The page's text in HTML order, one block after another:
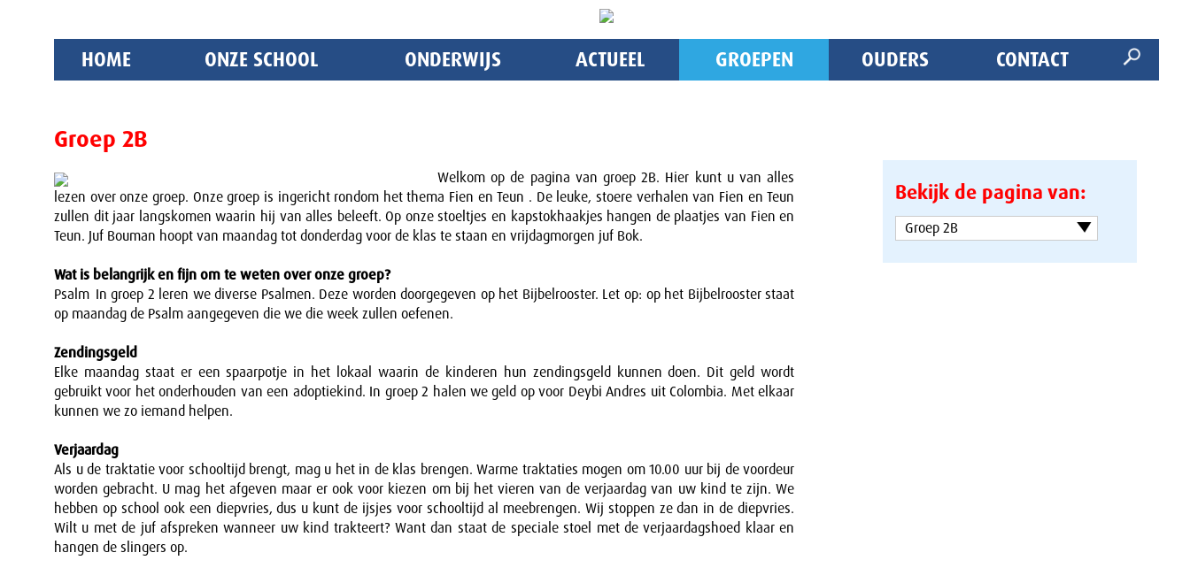
HOME ONZE SCHOOL ONDERWIJS ACTUEEL GROEPEN OUDERS CONTACT
Groep 2B
Welkom op de pagina van groep 2B. Hier kunt u van alles
lezen over onze groep. Onze groep is ingericht rondom het thema Fien en Teun . De leuke, stoere verhalen van Fien en Teun
zullen dit jaar langskomen waarin hij van alles beleeft. Op onze stoeltjes en kapstokhaakjes hangen de plaatjes van Fien en
Teun. Juf Bouman hoopt van maandag tot donderdag voor de klas te staan en vrijdagmorgen juf Bok.
Wat is belangrijk en fijn om te weten over onze groep?
Psalm In groep 2 leren we diverse Psalmen. Deze worden doorgegeven op het Bijbelrooster. Let op: op het Bijbelrooster staat
op maandag de Psalm aangegeven die we die week zullen oefenen.
Zendingsgeld
Elke maandag staat er een spaarpotje in het lokaal waarin de kinderen hun zendingsgeld kunnen doen. Dit geld wordt
gebruikt voor het onderhouden van een adoptiekind. In groep 2 halen we geld op voor Deybi Andres uit Colombia. Met elkaar
kunnen we zo iemand helpen.
Verjaardag
Als u de traktatie voor schooltijd brengt, mag u het in de klas brengen. Warme traktaties mogen om 10.00 uur bij de voordeur
worden gebracht. U mag het afgeven maar er ook voor kiezen om bij het vieren van de verjaardag van uw kind te zijn. We
hebben op school ook een diepvries, dus u kunt de ijsjes voor schooltijd al meebrengen. Wij stoppen ze dan in de diepvries.
Wilt u met de juf afspreken wanneer uw kind trakteert? Want dan staat de speciale stoel met de verjaardagshoed klaar en
hangen de slingers op.
Bekijk de pagina van:
Groep 2B